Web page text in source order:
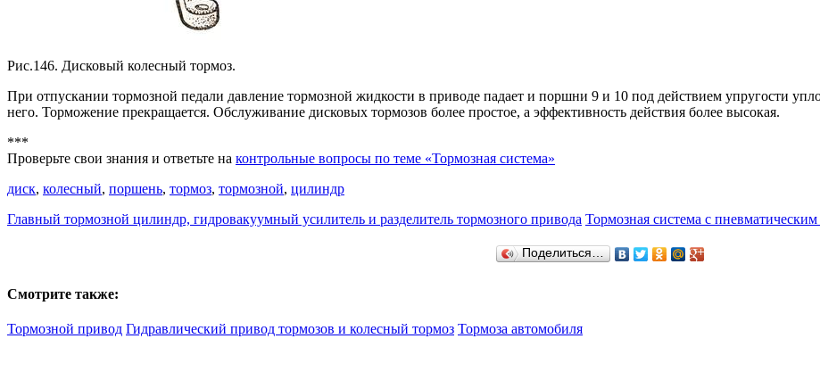
Рис.146. Дисковый колесный тормоз.
При отпускании тормозной педали давление тормозной жидкости в приводе падает и поршни 9 и 10 под действием упругости
него. Торможение прекращается. Обслуживание дисковых тормозов более простое, а эффективность действия более высокая.
***
Проверьте свои знания и ответьте на контрольные вопросы по теме «Тормозная система»
диск, колесный, поршень, тормоз, тормозной, цилиндр
Главный тормозной цилиндр, гидровакуумный усилитель и разделитель тормозного привода Тормозная система с
Поделиться…
Смотрите также:
Тормозной привод Гидравлический привод тормозов и колесный тормоз Тормоза автомобиля